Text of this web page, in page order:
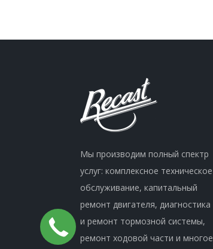
Мы производим полный спектр
услуг: комплексное техническое
обслуживание, капитальный
ремонт двигателя, диагностика
и ремонт тормозной системы,
ремонт ходовой части и многое